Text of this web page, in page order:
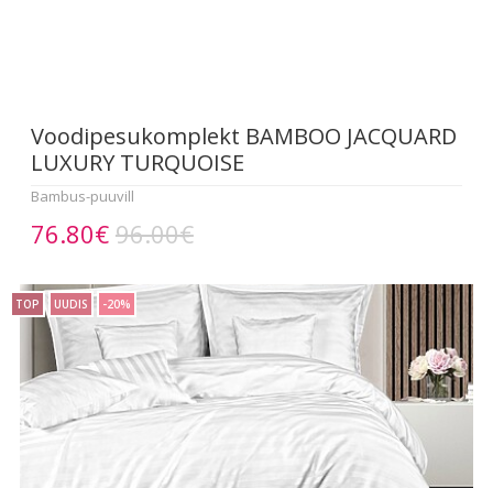
Voodipesukomplekt BAMBOO JACQUARD
LUXURY TURQUOISE
Bambus-puuvill
76.80€ 96.00€
TOP UUDIS -20%